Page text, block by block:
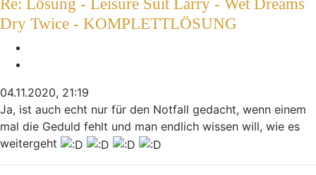
Dry Twice - KOMPLETTLÖSUNG
04.11.2020, 21:19
Ja, ist auch echt nur für den Notfall gedacht, wenn einem
mal die Geduld fehlt und man endlich wissen will, wie es
weitergeht